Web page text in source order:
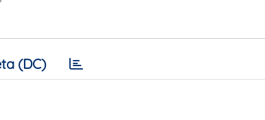
(DC)